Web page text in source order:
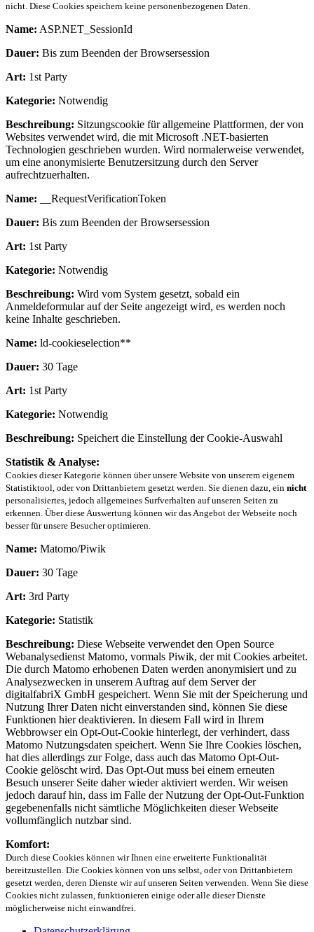
nicht. Diese Cookies speichern keine personenbezogenen Daten.
Name: ASP.NET_SessionId
Dauer: Bis zum Beenden der Browsersession
Art: 1st Party
Kategorie: Notwendig
Beschreibung: Sitzungscookie für allgemeine Plattformen, der von
Websites verwendet wird, die mit Microsoft .NET-basierten
Technologien geschrieben wurden. Wird normalerweise verwendet,
um eine anonymisierte Benutzersitzung durch den Server
aufrechtzuerhalten.
Name: __RequestVerificationToken
Dauer: Bis zum Beenden der Browsersession
Art: 1st Party
Kategorie: Notwendig
Beschreibung: Wird vom System gesetzt, sobald ein
Anmeldeformular auf der Seite angezeigt wird, es werden noch
keine Inhalte geschrieben.
Name: ld-cookieselection**
Dauer: 30 Tage
Art: 1st Party
Kategorie: Notwendig
Beschreibung: Speichert die Einstellung der Cookie-Auswahl
Statistik & Analyse:
Cookies dieser Kategorie können über unsere Website von unserem eigenem
Statistiktool, oder von Drittanbietern gesetzt werden. Sie dienen dazu, ein nicht
personalisiertes, jedoch allgemeines Surfverhalten auf unseren Seiten zu
erkennen. Über diese Auswertung können wir das Angebot der Webseite noch
besser für unsere Besucher optimieren.
Name: Matomo/Piwik
Dauer: 30 Tage
Art: 3rd Party
Kategorie: Statistik
Beschreibung: Diese Webseite verwendet den Open Source
Webanalysedienst Matomo, vormals Piwik, der mit Cookies arbeitet.
Die durch Matomo erhobenen Daten werden anonymisiert und zu
Analysezwecken in unserem Auftrag auf dem Server der
digitalfabriX GmbH gespeichert. Wenn Sie mit der Speicherung und
Nutzung Ihrer Daten nicht einverstanden sind, können Sie diese
Funktionen hier deaktivieren. In diesem Fall wird in Ihrem
Webbrowser ein Opt-Out-Cookie hinterlegt, der verhindert, dass
Matomo Nutzungsdaten speichert. Wenn Sie Ihre Cookies löschen,
hat dies allerdings zur Folge, dass auch das Matomo Opt-Out-
Cookie gelöscht wird. Das Opt-Out muss bei einem erneuten
Besuch unserer Seite daher wieder aktiviert werden. Wir weisen
jedoch darauf hin, dass im Falle der Nutzung der Opt-Out-Funktion
gegebenenfalls nicht sämtliche Möglichkeiten dieser Webseite
vollumfänglich nutzbar sind.
Komfort:
Durch diese Cookies können wir Ihnen eine erweiterte Funktionalität
bereitzustellen. Die Cookies können von uns selbst, oder von Drittanbietern
gesetzt werden, deren Dienste wir auf unseren Seiten verwenden. Wenn Sie diese
Cookies nicht zulassen, funktionieren einige oder alle dieser Dienste
möglicherweise nicht einwandfrei.